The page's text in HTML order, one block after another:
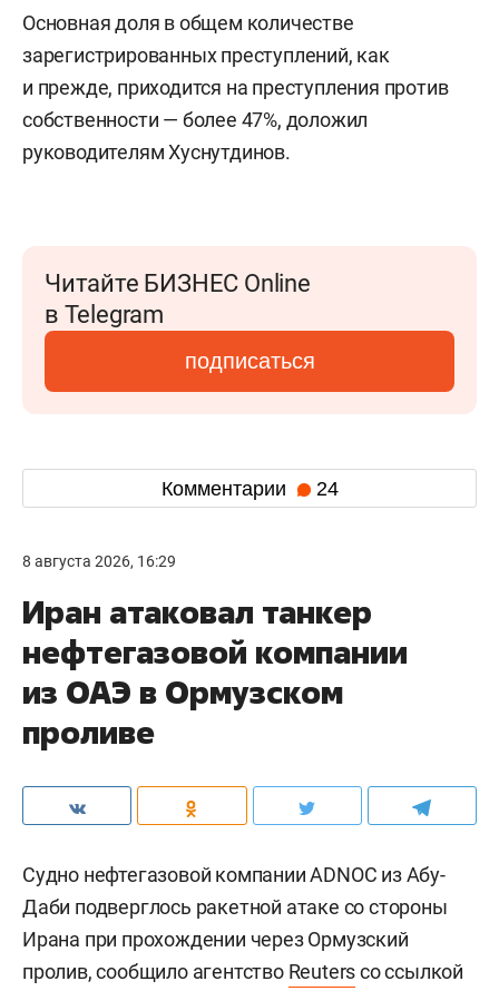
Основная доля в общем количестве
зарегистрированных преступлений, как
и прежде, приходится на преступления против
собственности — более 47%, доложил
руководителям Хуснутдинов.
Читайте БИЗНЕС Online
в Telegram
подписаться
Комментарии 24
8 августа 2026, 16:29
Иран атаковал танкер
нефтегазовой компании
из ОАЭ в Ормузском
проливе
Судно нефтегазовой компании ADNOC из Абу-
Даби подверглось ракетной атаке со стороны
Ирана при прохождении через Ормузский
пролив, сообщило агентство Reutersсо ссылкой